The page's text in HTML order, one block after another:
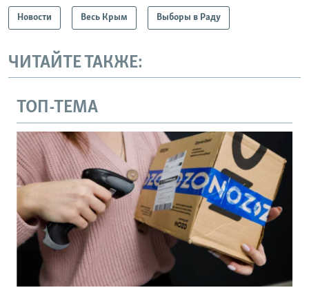
Новости Весь Крым Выборы в Раду
ЧИТАЙТЕ ТАКЖЕ:
ТОП-ТЕМА